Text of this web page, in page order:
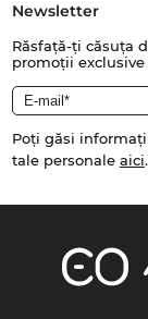
Newsletter
Răsfață-ți căsuța
promoții
Poți găsi
tale personale aici.